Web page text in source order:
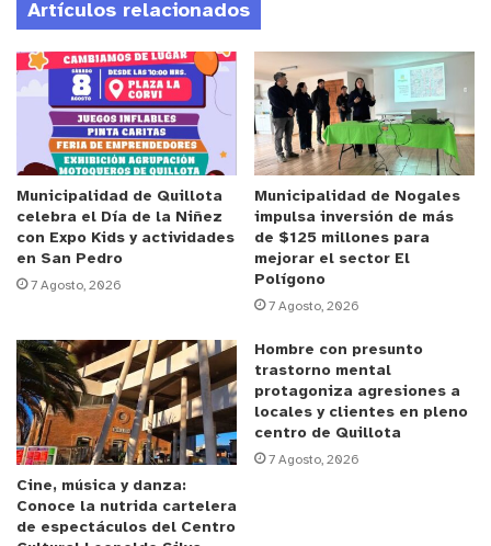
discapacidad, mejorar los baños ya existentes,
habilitar oficinas, reparar algunos problemas
estructurales en el techo y la gradería, pintar e
instalar señalética.
Anuncio Patrocinado
Finalizados los trabajos -y en una ceremonia breve
y de aforo acotado- la Municipalidad invitó a la
familia del ex alcalde Pablo Gac, para oficializar el
nombramiento del recinto. Asistieron su viuda
Rosa Becerra, dos de sus tres hijos -Juan Carlos y
Pedro Pablo Gac Becerra- y su nieto Gabriel Gac,
además de Javier Hernández, funcionario de la
Dirección de Deportes Municipal y amigo personal
del desaparecido ex jefe comunal.
Al acto asistieron, además, el alcalde Luis Mella y
el alcalde electo Óscar Calderón, la concejala
Artículos relacionados
Municipalidad de Quillota
celebra el Día de la Niñez
con Expo Kids y actividades
en San Pedro
7 Agosto, 2026
Municipalidad de Nogales
impulsa inversión de más
de $125 millones para
mejorar el sector El
Polígono
7 Agosto, 2026
Cine, música y danza:
Conoce la nutrida cartelera
de espectáculos del Centro
Hombre con presunto
trastorno mental
protagoniza agresiones a
locales y clientes en pleno
centro de Quillota
7 Agosto, 2026